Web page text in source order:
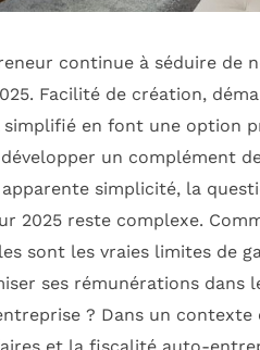
continue à séduire de
Facilité de création,
simplifié en font une option
un complément
simplicité, la
2025 reste complexe.
sont les vraies limites de
ses rémunérations dans
? Dans un contexte
et la fiscalité auto-